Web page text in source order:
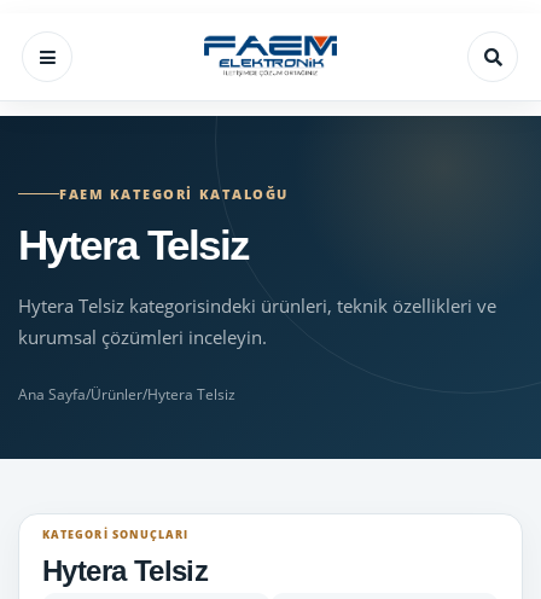
FAEM KATEGORI KATALOĞU
Hytera Telsiz
Hytera Telsiz kategorisindeki ürünleri, teknik özellikleri ve
kurumsal çözümleri inceleyin.
Ana Sayfa/Ürünler/Hytera Telsiz
KATEGORI SONUÇLARI
Hytera Telsiz